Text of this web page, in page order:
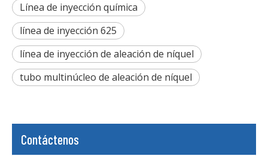
Línea de inyección química
línea de inyección 625
línea de inyección de aleación de níquel
tubo multinúcleo de aleación de níquel
Contáctenos